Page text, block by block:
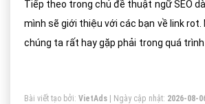
Tiếp theo trong chủ đề thuật ngữ SEO
mình sẽ giới thiệu với các bạn về link
chúng ta rất hay gặp phải trong quá trình
Bài viết tạo bởi: VietAds | Ngày cập nhật: 2026-08-